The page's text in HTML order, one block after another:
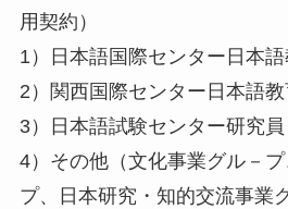
用契約）
1）日本語国際センター日本
2）関西国際センター日本語
3）日本語試験センター研究員
4）その他（文化事業グル－
プ、日本研究・知的交流事業